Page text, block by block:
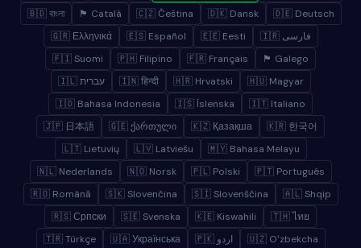
🇧🇩 বাংলা
🏴 Català 🇨🇿 Čeština 🇩🇰 Dansk
🇩🇪 Deutsch
🇬🇷 Ελληνικά
🇪🇸 Español 🇪🇪 Eesti
🇮🇷 فارسی
🇫🇮 Suomi
🇵🇭 Filipino 🇫🇷 Français
🏴 Galego
🇮🇱 עברית
🇮🇳 हिन्दी 🇭🇷 Hrvatski
🇭🇺 Magyar
🇮🇩 Bahasa Indonesia
🇮🇸 Íslenska
🇮🇹 Italiano
🇯🇵 日本語
🇬🇪 ქართული 🇰🇿 Қазақша
🇰🇷 한국어
🇱🇹 Lietuvių
🇱🇻 Latviešu
🇲🇾 Bahasa Melayu
🇳🇱 Nederlands
🇳🇴 Norsk 🇵🇱 Polski
🇵🇹 Português
🇷🇴 Română
🇸🇰 Slovenčina 🇸🇮 Slovenščina
🇦🇱 Shqip
🇷🇸 Српски
🇸🇪 Svenska 🇰🇪 Kiswahili
🇹🇭 ไทย
🇹🇷 Türkçe
🇺🇦 Українська 🇵🇰 اردو 🇺🇿 Oʻzbekcha